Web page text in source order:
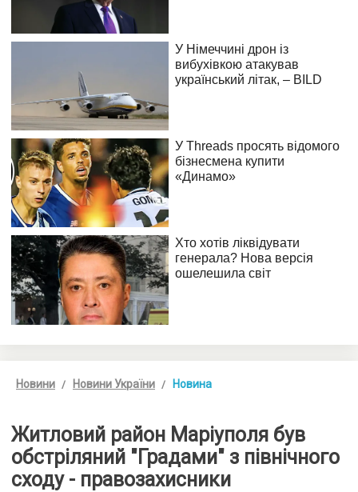
Новини Новини України Новина
Житловий район Маріуполя був
обстріляний "Градами" з північного
сходу - правозахисники